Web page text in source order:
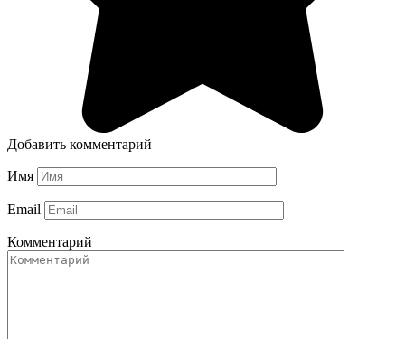
Добавить комментарий
Имя
Email
Комментарий